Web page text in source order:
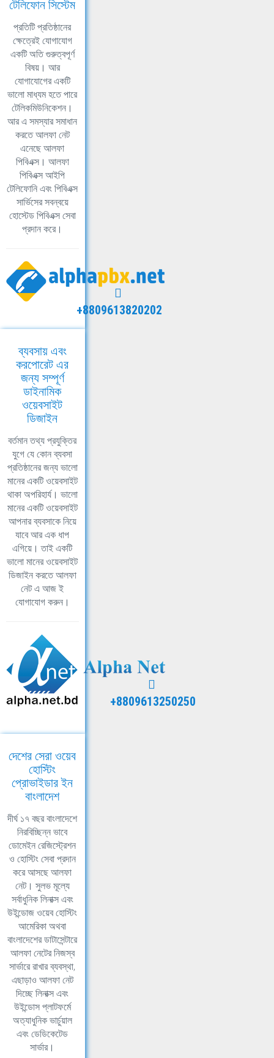
টেলিফোন সিস্টেম
প্রতিটি প্রতিষ্ঠানের
ক্ষেত্রেই যোগাযোগ
একটি অতি গুরুত্বপূর্ণ
বিষয়। আর
যোগাযোগের একটি
ভালো মাধ্যম হতে পারে
টেলিকমিউনিকেশন।
আর এ সমস্যার সমাধান
করতে আলফা নেট
এনেছে আলফা
পিবিএক্স। আলফা
পিবিএক্স আইপি
টেলিফোনি এবং পিবিএক্স
সার্ভিসের সবন্বয়ে
হোস্টেড পিবিএক্স সেবা
প্রদান করে।
+8809613820202
ব্যবসায় এবং
করপোরেট এর
জন্য সম্পূর্ণ
ডাইনামিক
ওয়েবসাইট
ডিজাইন
বর্তমান তথ্য প্রযুক্তির
যুগে যে কোন ব্যবসা
প্রতিষ্ঠানের জন্য ভালো
মানের একটি ওয়েবসাইট
থাকা অপরিহার্য। ভালো
মানের একটি ওয়েবসাইট
আপনার ব্যবসাকে নিয়ে
যাবে আর এক ধাপ
এগিয়ে। তাই একটি
ভালো মানের ওয়েবসাইট
ডিজাইন করতে আলফা
নেট এ আজ ই
যোগাযোগ করুন।
+8809613250250
দেশের সেরা ওয়েব
হোস্টিং
প্রোভাইডার ইন
বাংলাদেশ
দীর্ঘ ১৭ বছর বাংলাদেশে
নিরবিচ্ছিন্ন ভাবে
ডোমেইন রেজিস্ট্রেশন
ও হোস্টিং সেবা প্রদান
করে আসছে আলফা
নেট। সুলভ মূল্যে
সর্বাধুনিক লিনাক্স এবং
উইন্ডোজ ওয়েব হোস্টিং
আমেরিকা অথবা
বাংলাদেশের ডাটাসেন্টারে
আলফা নেটের নিজস্ব
সার্ভারে রাখার ব্যবস্থা,
এছাড়াও আলফা নেট
দিচ্ছে লিনাক্স এবং
উইন্ডোস প্লাটফর্মে
অত্যাধুনিক ভার্চুয়াল
এবং ডেডিকেটেড
সার্ভার।